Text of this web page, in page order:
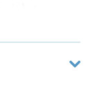
over liefde en
of
én